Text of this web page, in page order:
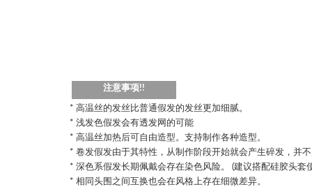
注意事项!!
* 高温丝的发丝比普通假发的发丝更加细腻。
* 浅发色假发会有透发网的可能
* 高温丝加热后可自由造型。支持制作各种造型。
* 卷发假发由于其特性，从制作阶段开始就会产生碎发，并
* 深色系假发长期佩戴会存在染色风险。 (建议搭配硅胶头套
* 相同头围之间互换也会在风格上存在细微差异。